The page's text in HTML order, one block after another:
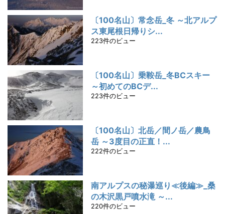
〔100名山〕常念岳_冬 ～北アルプ
ス東尾根日帰りシ...
223件のビュー
〔100名山〕乗鞍岳_冬BCスキー
～初めてのBCデ...
223件のビュー
〔100名山〕北岳／間ノ岳／農鳥
岳 ～3度目の正直！...
222件のビュー
南アルプスの秘瀑巡り≪後編≫_桑
の木沢黒戸噴水滝 ～...
220件のビュー